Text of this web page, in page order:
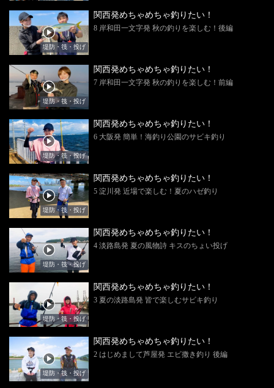
堤防・筏・投げ
関西発めちゃめちゃ釣りたい！
8 岸和田一文字発 秋の釣りを楽しむ！後編
堤防・筏・投げ
関西発めちゃめちゃ釣りたい！
7 岸和田一文字発 秋の釣りを楽しむ！前編
堤防・筏・投げ
関西発めちゃめちゃ釣りたい！
6 大阪発 簡単！海釣り公園のサビキ釣り
堤防・筏・投げ
関西発めちゃめちゃ釣りたい！
5 淀川発 近場で楽しむ！夏のハゼ釣り
堤防・筏・投げ
関西発めちゃめちゃ釣りたい！
4 淡路島発 夏の風物詩 キスのちょい投げ
堤防・筏・投げ
関西発めちゃめちゃ釣りたい！
3 夏の淡路島発 皆で楽しむサビキ釣り
堤防・筏・投げ
関西発めちゃめちゃ釣りたい！
2 はじめまして芦屋発 エビ撒き釣り 後編